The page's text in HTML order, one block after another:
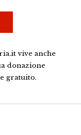
vive anche
donazione
gratuito.